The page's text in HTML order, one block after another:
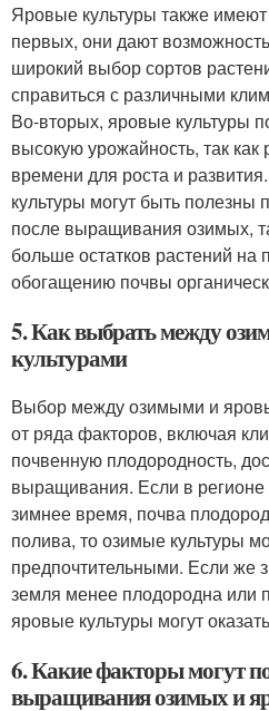
Яровые культуры также
первых, они дают
широкий выбор сортов
справиться с различными
Во-вторых, яровые культуры
высокую урожайность, так
времени для роста и
культуры могут быть полезны
после выращивания озимых,
больше остатков растений на
обогащению почвы
5. Как выбрать между
культурами
Выбор между озимыми и
от ряда факторов, включая
почвенную плодородность,
выращивания. Если в регионе
зимнее время, почва
полива, то озимые культуры
предпочтительными. Если же
земля менее плодородна или
яровые культуры могут
6. Какие факторы могут
выращивания озимых и